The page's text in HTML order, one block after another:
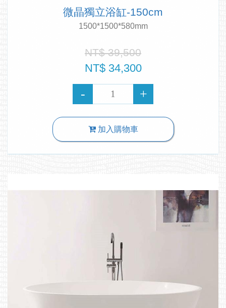
微晶獨立浴缸-150cm
1500*1500*580mm
NT$ 39,500
NT$ 34,300
加入購物車